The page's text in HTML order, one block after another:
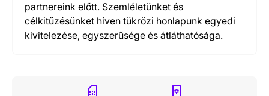
partnereink előtt. Szemléletünket és
célkitűzésünket híven tükrözi honlapunk egyedi
kivitelezése, egyszerűsége és átláthatósága.